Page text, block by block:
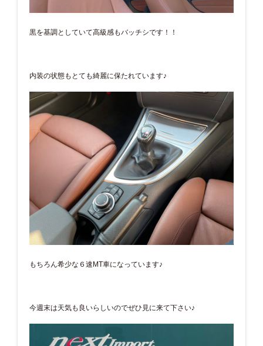
黒を基調としていて高級感もバッチシです！！
内装の状態もとても綺麗に保たれています♪
もちろん希少な６速MT車になっています♪
今週末は天気も良いらしいのでぜひ見に来て下さい♪